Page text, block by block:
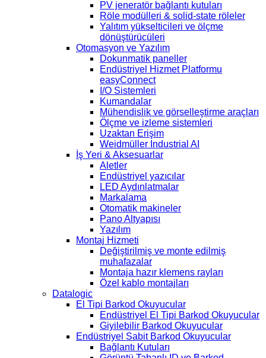
PV jeneratör bağlantı kutuları
Röle modülleri & solid-state röleler
Yalıtım yükselticileri ve ölçme
dönüştürücüleri
Otomasyon ve Yazılım
Dokunmatik paneller
Endüstriyel Hizmet Platformu
easyConnect
I/O Sistemleri
Kumandalar
Mühendislik ve görselleştirme araçları
Ölçme ve izleme sistemleri
Uzaktan Erişim
Weidmüller Industrial AI
İş Yeri & Aksesuarlar
Aletler
Endüstriyel yazıcılar
LED Aydınlatmalar
Markalama
Otomatik makineler
Pano Altyapısı
Yazılım
Montaj Hizmeti
Değiştirilmiş ve monte edilmiş
muhafazalar
Montaja hazır klemens rayları
Özel kablo montajları
Datalogic
El Tipi Barkod Okuyucular
Endüstriyel El Tipi Barkod Okuyucular
Giyilebilir Barkod Okuyucular
Endüstriyel Sabit Barkod Okuyucular
Bağlantı Kutuları